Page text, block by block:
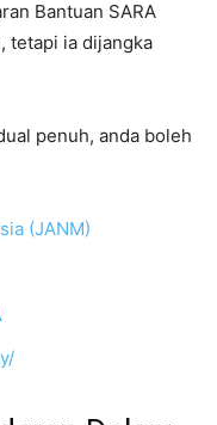
Bantuan SARA
tetapi ia dijangka
penuh, anda boleh
(JANM)